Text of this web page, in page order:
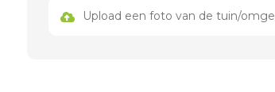
Upload een foto van de tuin/omgeving